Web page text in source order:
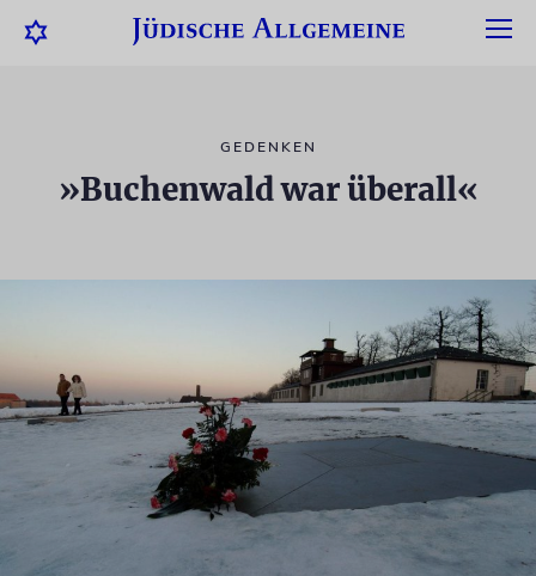
GEDENKEN
»Buchenwald war überall«